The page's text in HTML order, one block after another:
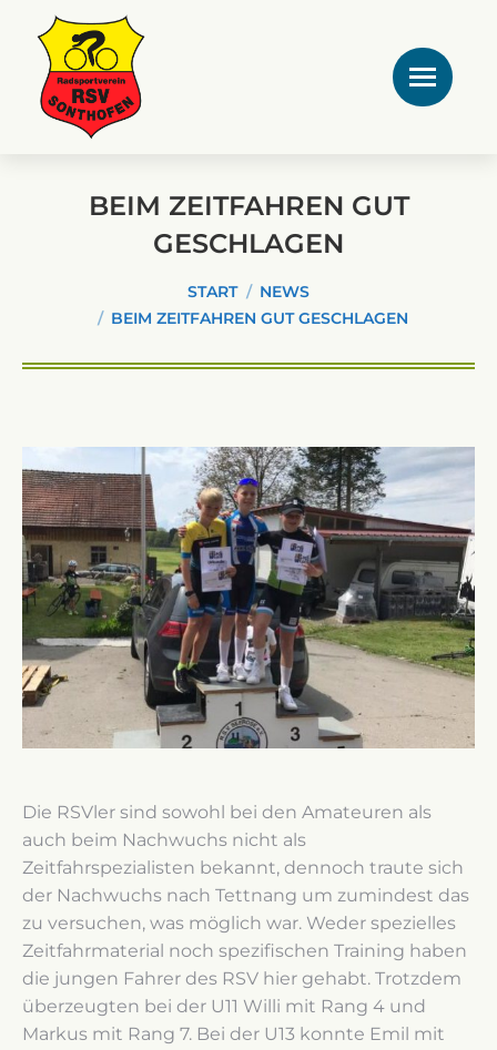
BEIM ZEITFAHREN GUT
GESCHLAGEN
START
NEWS
BEIM ZEITFAHREN GUT GESCHLAGEN
Die RSVler sind sowohl bei den Amateuren als
auch beim Nachwuchs nicht als
Zeitfahrspezialisten bekannt, dennoch traute sich
der Nachwuchs nach Tettnang um zumindest das
zu versuchen, was möglich war. Weder spezielles
Zeitfahrmaterial noch spezifischen Training haben
die jungen Fahrer des RSV hier gehabt. Trotzdem
überzeugten bei der U11 Willi mit Rang 4 und
Markus mit Rang 7. Bei der U13 konnte Emil mit